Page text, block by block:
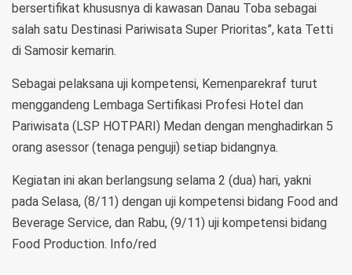
bersertifikat khususnya di kawasan Danau Toba sebagai
salah satu Destinasi Pariwisata Super Prioritas”, kata Tetti
di Samosir kemarin.
Sebagai pelaksana uji kompetensi, Kemenparekraf turut
menggandeng Lembaga Sertifikasi Profesi Hotel dan
Pariwisata (LSP HOTPARI) Medan dengan menghadirkan 5
orang asessor (tenaga penguji) setiap bidangnya.
Kegiatan ini akan berlangsung selama 2 (dua) hari, yakni
pada Selasa, (8/11) dengan uji kompetensi bidang Food and
Beverage Service, dan Rabu, (9/11) uji kompetensi bidang
Food Production. Info/red